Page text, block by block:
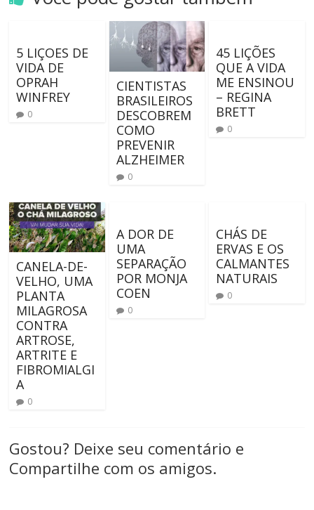
5 LIÇOES DE
VIDA DE
OPRAH
WINFREY
0
CIENTISTAS
BRASILEIROS
DESCOBREM
COMO
PREVENIR
ALZHEIMER
0
45 LIÇÕES
QUE A VIDA
ME ENSINOU
– REGINA
BRETT
0
CANELA-DE-
VELHO, UMA
PLANTA
MILAGROSA
CONTRA
ARTROSE,
ARTRITE E
FIBROMIALGI
A
0
A DOR DE
UMA
SEPARAÇÃO
POR MONJA
COEN
0
CHÁS DE
ERVAS E OS
CALMANTES
NATURAIS
0
Gostou? Deixe seu comentário e
Compartilhe com os amigos.